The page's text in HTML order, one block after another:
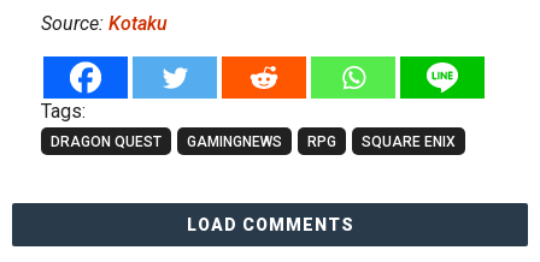
Source: Kotaku
Tags:
DRAGON QUEST GAMINGNEWS RPG SQUARE ENIX
LOAD COMMENTS